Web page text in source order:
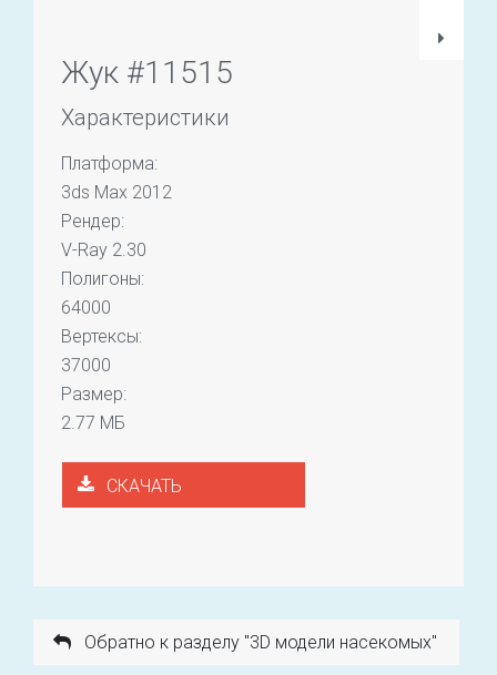
Жук #11515
Характеристики
Платформа:
3ds Max 2012
Рендер:
V-Ray 2.30
Полигоны:
64000
Вертексы:
37000
Размер:
2.77 МБ
СКАЧАТЬ
Обратно к разделу "3D модели насекомых"